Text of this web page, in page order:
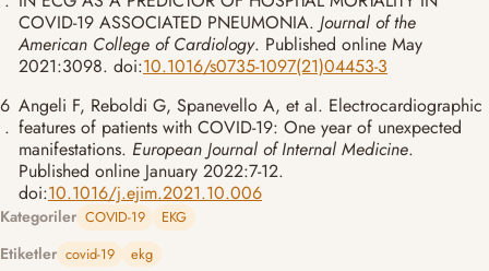
COVID-19 ASSOCIATED PNEUMONIA. Journal of the
American College of Cardiology. Published online May
2021:3098. doi:10.1016/s0735-1097(21)04453-3
6
.
Angeli F, Reboldi G, Spanevello A, et al. Electrocardiographic
features of patients with COVID-19: One year of unexpected
manifestations. European Journal of Internal Medicine.
Published online January 2022:7-12.
doi:10.1016/j.ejim.2021.10.006
Kategoriler COVID-19 EKG
Etiketler covid-19 ekg